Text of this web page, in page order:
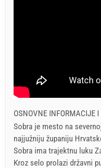
OSNOVNE INFORMACIJE
Sobra je mesto na
najjužniju županiju
Sobra ima trajektnu luku
Kroz selo prolazi državni